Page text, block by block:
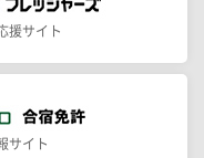
援サイト
サイト